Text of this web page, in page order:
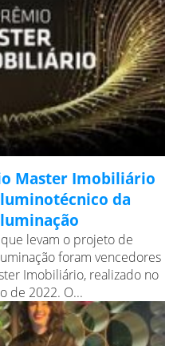
Master Imobiliário
da
levam o projeto de
foram vencedores
Imobiliário, realizado no
de 2022. O...